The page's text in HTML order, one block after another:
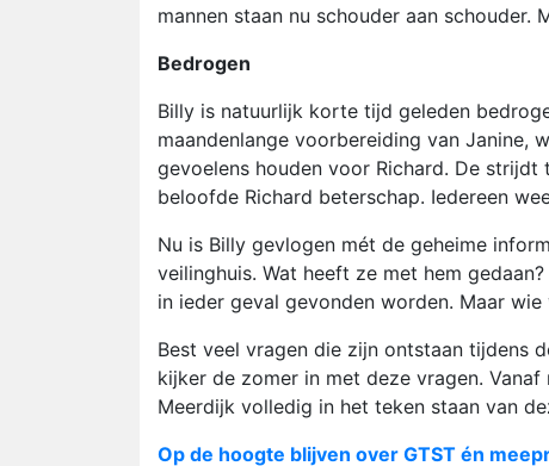
mannen staan nu schouder aan schouder.
Bedrogen
Billy is natuurlijk korte tijd geleden
maandenlange voorbereiding van Janine,
gevoelens houden voor Richard. De
beloofde Richard beterschap. Iedereen
Nu is Billy gevlogen mét de geheime
veilinghuis. Wat heeft ze met hem
in ieder geval gevonden worden. Maar
Best veel vragen die zijn ontstaan tijdens
kijker de zomer in met deze vragen.
Meerdijk volledig in het teken staan van
Op de hoogte blijven over GTST én